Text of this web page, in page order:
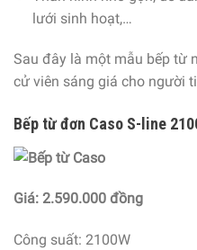
lưới sinh hoạt,…
Sau đây là một mẫu bếp từ
cử viên sáng giá cho người
Bếp từ đơn Caso S-line
Giá: 2.590.000 đồng
Công suất: 2100W